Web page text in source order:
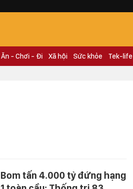
Ăn - Chơi - Đi Xã hội Sức khỏe Tek-life
Bom tấn 4.000 tỷ đứng hạng